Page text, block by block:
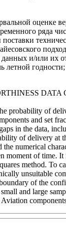
оценке
ряда
и/или их
летной
probability of
and set
in the data,
of delivery at
numerical
moment of time.
method. To
unsuitable
of the
and large